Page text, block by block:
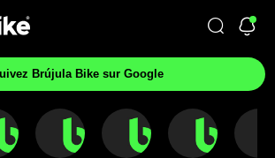
Brújula Bike sur Google